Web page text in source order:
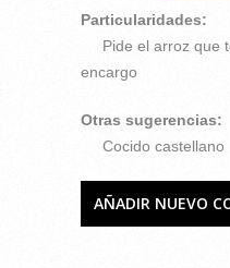
Particularidades:
Pide el arroz que
encargo
Otras sugerencias:
Cocido castellano
AÑADIR NUEVO